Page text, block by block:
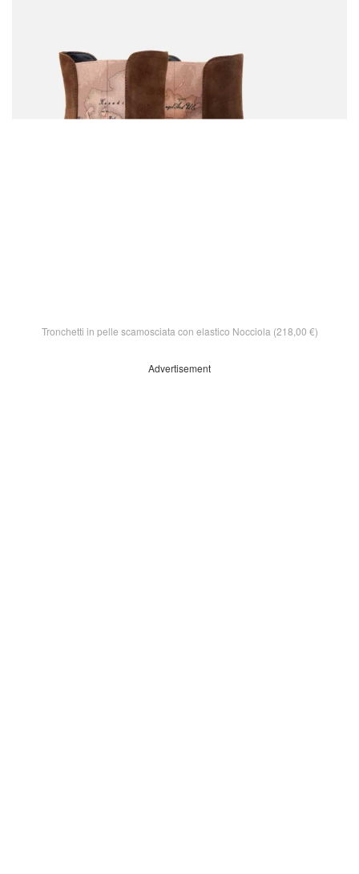
Tronchetti in pelle scamosciata con elastico Nocciola (218,00 €)
Advertisement